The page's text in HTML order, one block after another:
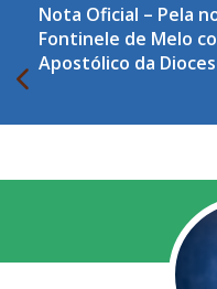
Nota Oficial – Pela
Fontinele de Melo
Apostólico da